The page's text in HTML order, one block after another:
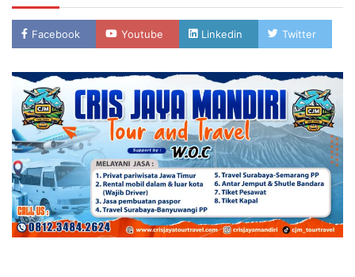
Facebook Youtube Linkedin Twitter